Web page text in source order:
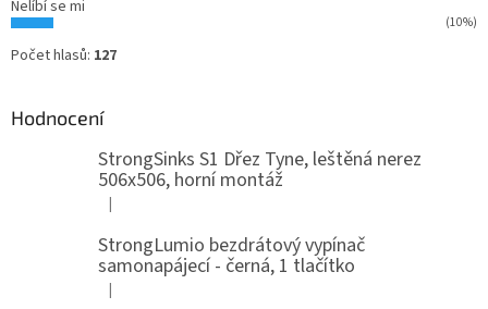
Nelíbí se mi
(10%)
Počet hlasů: 127
Hodnocení
StrongSinks S1 Dřez Tyne, leštěná nerez
506x506, horní montáž
Hodnocení produktu je 5 z 5 hvězdiček.
|
StrongLumio bezdrátový vypínač
samonapájecí - černá, 1 tlačítko
Hodnocení produktu je 4 z 5 hvězdiček.
|